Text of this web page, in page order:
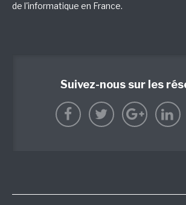
de l'informatique en France.
Suivez-nous sur les